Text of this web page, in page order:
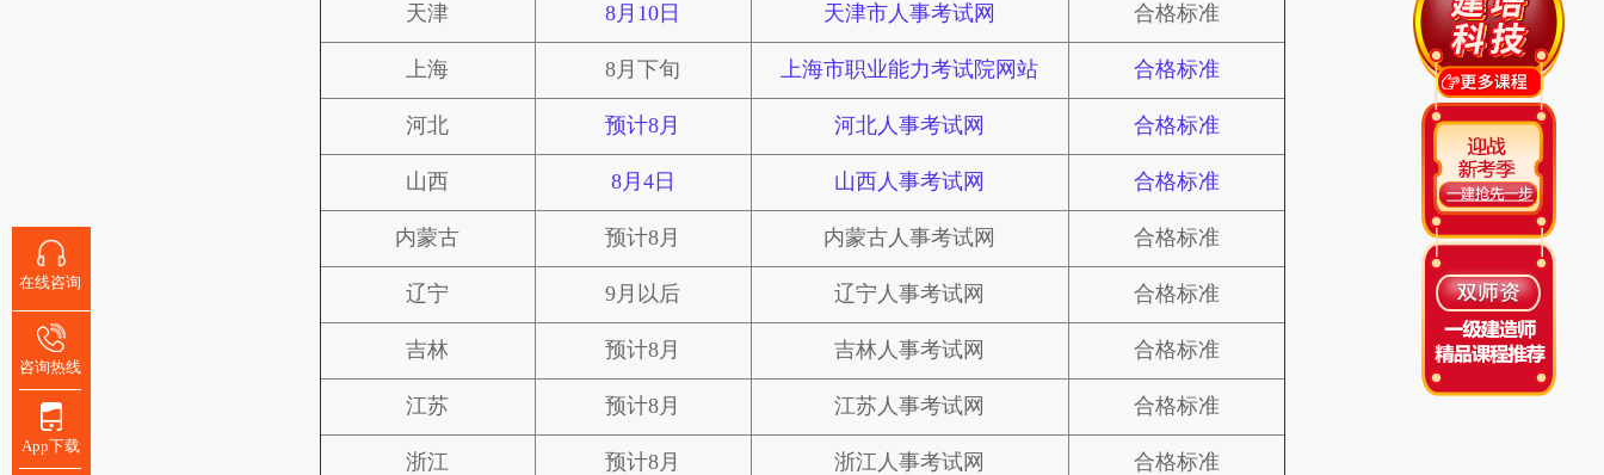
天津 8月10日 天津市人事考试网 合格标准
上海 8月下旬 上海市职业能力考试院网站 合格标准
河北 预计8月 河北人事考试网 合格标准
山西 8月4日 山西人事考试网 合格标准
内蒙古 预计8月 内蒙古人事考试网 合格标准
辽宁 9月以后 辽宁人事考试网 合格标准
吉林 预计8月 吉林人事考试网 合格标准
江苏 预计8月 江苏人事考试网 合格标准
浙江 预计8月 浙江人事考试网 合格标准
在线咨询
咨询热线
App下载